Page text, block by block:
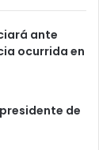
ante
ocurrida en
de